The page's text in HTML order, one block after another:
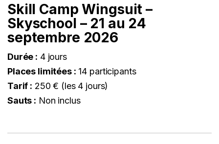
Skill Camp Wingsuit –
Skyschool – 21 au 24
septembre 2026
Durée : 4 jours
Places limitées : 14 participants
Tarif : 250 € (les 4 jours)
Sauts : Non inclus